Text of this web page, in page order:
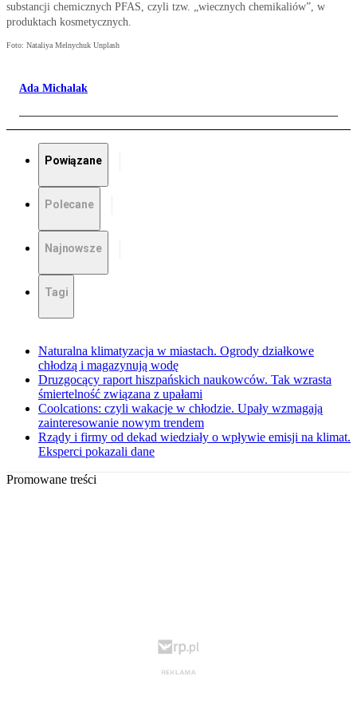
substancji chemicznych PFAS, czyli tzw. „wiecznych chemikaliów”, w
produktach kosmetycznych.
Foto: Nataliya Melnychuk Unplash
Ada Michalak
Powiązane
Polecane
Najnowsze
Tagi
Naturalna klimatyzacja w miastach. Ogrody działkowe
chłodzą i magazynują wodę
Druzgocący raport hiszpańskich naukowców. Tak wzrasta
śmiertelność związana z upałami
Coolcations: czyli wakacje w chłodzie. Upały wzmagają
zainteresowanie nowym trendem
Rządy i firmy od dekad wiedziały o wpływie emisji na klimat.
Eksperci pokazali dane
Promowane treści